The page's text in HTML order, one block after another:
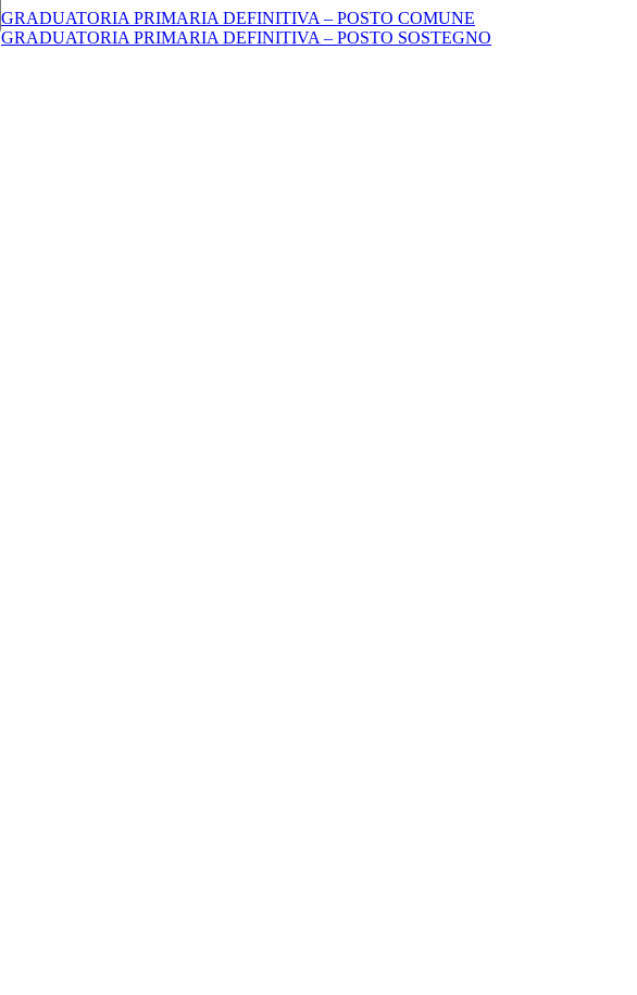
GRADUATORIA PRIMARIA DEFINITIVA – POSTO COMUNE
GRADUATORIA PRIMARIA DEFINITIVA – POSTO SOSTEGNO